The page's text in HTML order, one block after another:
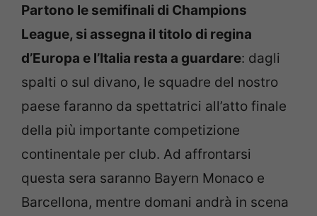
Partono le semifinali di Champions
League, si assegna il titolo di regina
d’Europa e l’Italia resta a guardare: dagli
spalti o sul divano, le squadre del nostro
paese faranno da spettatrici all’atto finale
della più importante competizione
continentale per club. Ad affrontarsi
questa sera saranno Bayern Monaco e
Barcellona, mentre domani andrà in scena